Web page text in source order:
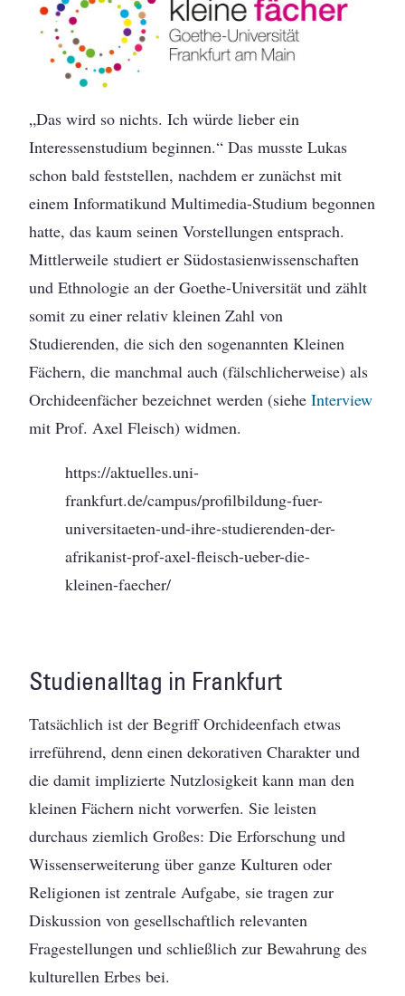
„Das wird so nichts. Ich würde lieber ein
Interessenstudium beginnen.“ Das musste Lukas
schon bald feststellen, nachdem er zunächst mit
einem Informatikund Multimedia-Studium begonnen
hatte, das kaum seinen Vorstellungen entsprach.
Mittlerweile studiert er Südostasienwissenschaften
und Ethnologie an der Goethe-Universität und zählt
somit zu einer relativ kleinen Zahl von
Studierenden, die sich den sogenannten Kleinen
Fächern, die manchmal auch (fälschlicherweise) als
Orchideenfächer bezeichnet werden (sieheInterview
mit Prof. Axel Fleisch) widmen.
https://aktuelles.uni-
frankfurt.de/campus/profilbildung-fuer-
universitaeten-und-ihre-studierenden-der-
afrikanist-prof-axel-fleisch-ueber-die-
kleinen-faecher/
Studienalltag in Frankfurt
Tatsächlich ist der Begriff Orchideenfach etwas
irreführend, denn einen dekorativen Charakter und
die damit implizierte Nutzlosigkeit kann man den
kleinen Fächern nicht vorwerfen. Sie leisten
durchaus ziemlich Großes: Die Erforschung und
Wissenserweiterung über ganze Kulturen oder
Religionen ist zentrale Aufgabe, sie tragen zur
Diskussion von gesellschaftlich relevanten
Fragestellungen und schließlich zur Bewahrung des
kulturellen Erbes bei.